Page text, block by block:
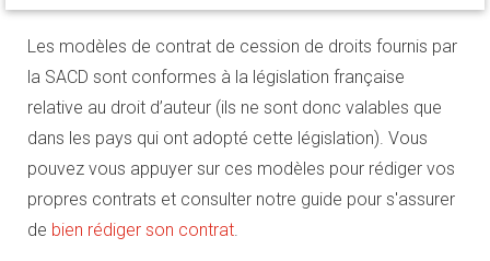
Les modèles de contrat de cession de droits fournis par
la SACD sont conformes à la législation française
relative au droit d’auteur (ils ne sont donc valables que
dans les pays qui ont adopté cette législation). Vous
pouvez vous appuyer sur ces modèles pour rédiger vos
propres contrats et consulter notre guide pour s'assurer
de bien rédiger son contrat.